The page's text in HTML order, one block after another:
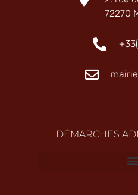
72270
DÉMARCHES